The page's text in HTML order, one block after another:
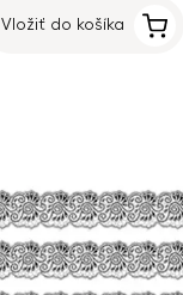
Vložiť do košíka